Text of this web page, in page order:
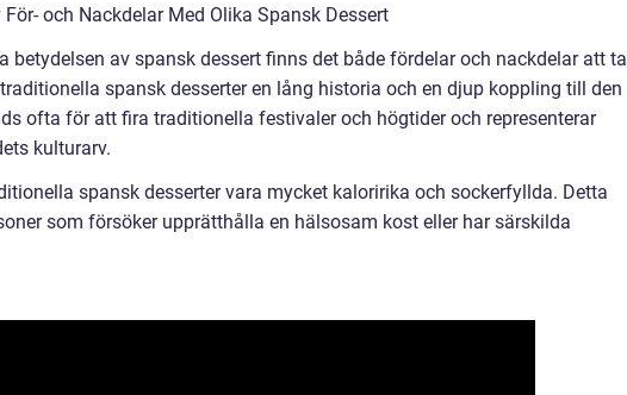
och Nackdelar Med Olika Spansk Dessert
betydelsen av spansk dessert finns det både fördelar och nackdelar att ta
spansk desserter en lång historia och en djup koppling till den
ofta för att fira traditionella festivaler och högtider och representerar
kulturarv.
spansk desserter vara mycket kaloririka och sockerfyllda. Detta
som försöker upprätthålla en hälsosam kost eller har särskilda